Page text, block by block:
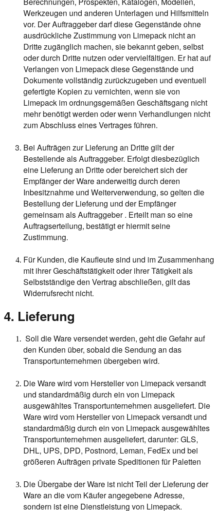
Werkzeugen und anderen Unterlagen und Hilfsmitteln
vor. Der Auftraggeber darf diese Gegenstände ohne
ausdrückliche Zustimmung von Limepack nicht an
Dritte zugänglich machen, sie bekannt geben, selbst
oder durch Dritte nutzen oder vervielfältigen. Er hat auf
Verlangen von Limepack diese Gegenstände und
Dokumente vollständig zurückzugeben und eventuell
gefertigte Kopien zu vernichten, wenn sie von
Limepack im ordnungsgemäßen Geschäftsgang nicht
mehr benötigt werden oder wenn Verhandlungen nicht
zum Abschluss eines Vertrages führen.
Bei Aufträgen zur Lieferung an Dritte gilt der
Bestellende als Auftraggeber. Erfolgt diesbezüglich
eine Lieferung an Dritte oder bereichert sich der
Empfänger der Ware anderweitig durch deren
Inbesitznahme und Weiterverwendung, so gelten die
Bestellung der Lieferung und der Empfänger
gemeinsam als Auftraggeber . Erteilt man so eine
Auftragserteilung, bestätigt er hiermit seine
Zustimmung.
Für Kunden, die Kaufleute sind und im Zusammenhang
mit ihrer Geschäftstätigkeit oder ihrer Tätigkeit als
Selbstständige den Vertrag abschließen, gilt das
Widerrufsrecht nicht.
4. Lieferung
Soll die Ware versendet werden, geht die Gefahr auf
den Kunden über, sobald die Sendung an das
Transportunternehmen übergeben wird.
Die Ware wird vom Hersteller von Limepack versandt
und standardmäßig durch ein von Limepack
ausgewähltes Transportunternehmen ausgeliefert. Die
Ware wird vom Hersteller von Limepack versandt und
standardmäßig durch ein von Limepack ausgewähltes
Transportunternehmen ausgeliefert, darunter: GLS,
DHL, UPS, DPD, Postnord, Leman, FedEx und bei
größeren Aufträgen private Speditionen für Paletten
Die Übergabe der Ware ist nicht Teil der Lieferung der
Ware an die vom Käufer angegebene Adresse,
sondern ist eine Dienstleistung von Limepack.